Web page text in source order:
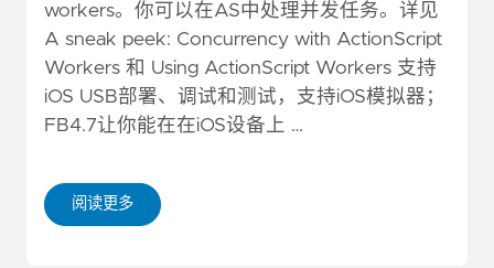
workers。你可以在AS中处理并发任务。详见
A sneak peek: Concurrency with ActionScript
Workers 和 Using ActionScript Workers 支持
iOS USB部署、调试和测试，支持iOS模拟器；
FB4.7让你能在在iOS设备上 …
阅读更多